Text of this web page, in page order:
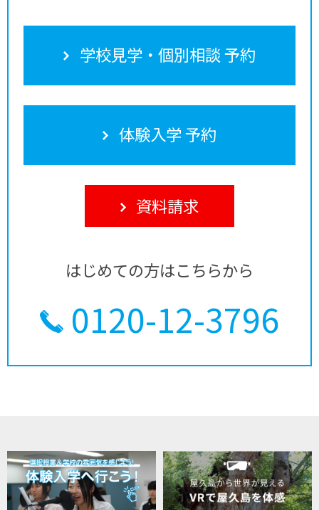
学校見学・個別相談 予約
体験入学 予約
資料請求
はじめての方はこちらから
0120-12-3796